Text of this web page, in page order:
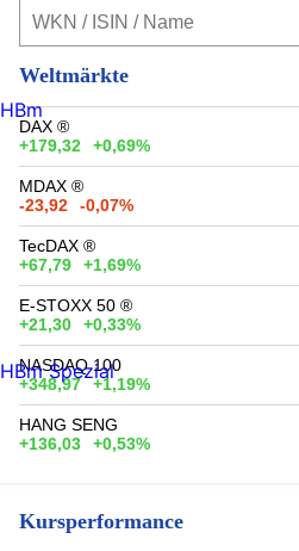
Weltmärkte
DAX ®
+179,32
+0,69%
MDAX ®
-23,92
-0,07%
TecDAX ®
+67,79
+1,69%
E-STOXX 50 ®
+21,30
+0,33%
NASDAQ 100
+348,97
+1,19%
HANG SENG
+136,03
+0,53%
Kursperformance
HBm
HBm Spezial